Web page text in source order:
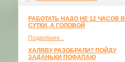
РАБОТАТЬ НАДО НЕ 12 ЧАСОВ В
СУТКИ, А ГОЛОВОЙ
Подробнее...
ХАЛЯВУ РАЗОБРАЛИ? ПОЙДУ
ЗАДАНЬКИ ПОФАПАЮ